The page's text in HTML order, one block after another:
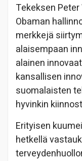
Tekeksen
Obaman
merkkejä
alaisempaan
alainen
kansallisen
suomalaisten
hyvinkin
Erityisen
hetkellä